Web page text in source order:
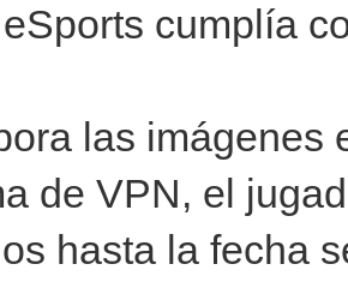
cumplía
las imágenes
de VPN, el
hasta la fecha